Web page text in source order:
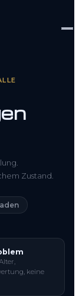
Zustand.
keine